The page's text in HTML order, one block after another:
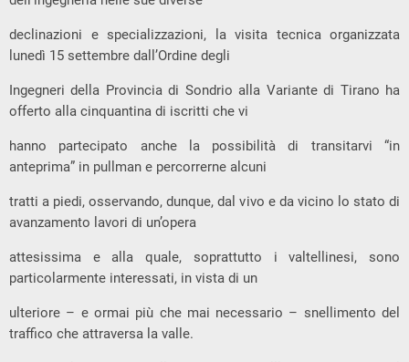
declinazioni e specializzazioni, la visita tecnica organizzata
lunedì 15 settembre dall’Ordine degli
Ingegneri della Provincia di Sondrio alla Variante di Tirano ha
offerto alla cinquantina di iscritti che vi
hanno partecipato anche la possibilità di transitarvi “in
anteprima” in pullman e percorrerne alcuni
tratti a piedi, osservando, dunque, dal vivo e da vicino lo stato di
avanzamento lavori di un’opera
attesissima e alla quale, soprattutto i valtellinesi, sono
particolarmente interessati, in vista di un
ulteriore – e ormai più che mai necessario – snellimento del
traffico che attraversa la valle.